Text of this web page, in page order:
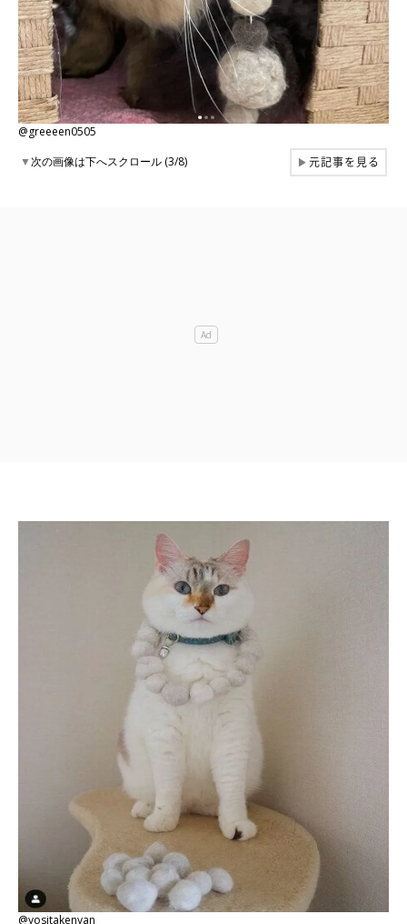
@greeeen0505
▼次の画像は下へスクロール (3/8) ▶元記事を見る
@yositakenyan